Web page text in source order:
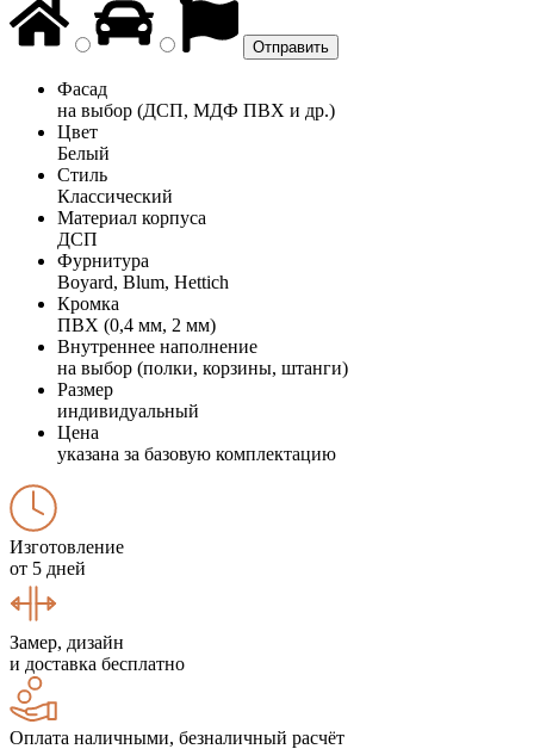
Фасад
на выбор (ДСП, МДФ ПВХ и др.)
Цвет
Белый
Стиль
Классический
Материал корпуса
ДСП
Фурнитура
Boyard, Blum, Hettich
Кромка
ПВХ (0,4 мм, 2 мм)
Внутреннее наполнение
на выбор (полки, корзины, штанги)
Размер
индивидуальный
Цена
указана за базовую комплектацию
Изготовление
от 5 дней
Замер, дизайн
и доставка бесплатно
Оплата наличными, безналичный расчёт